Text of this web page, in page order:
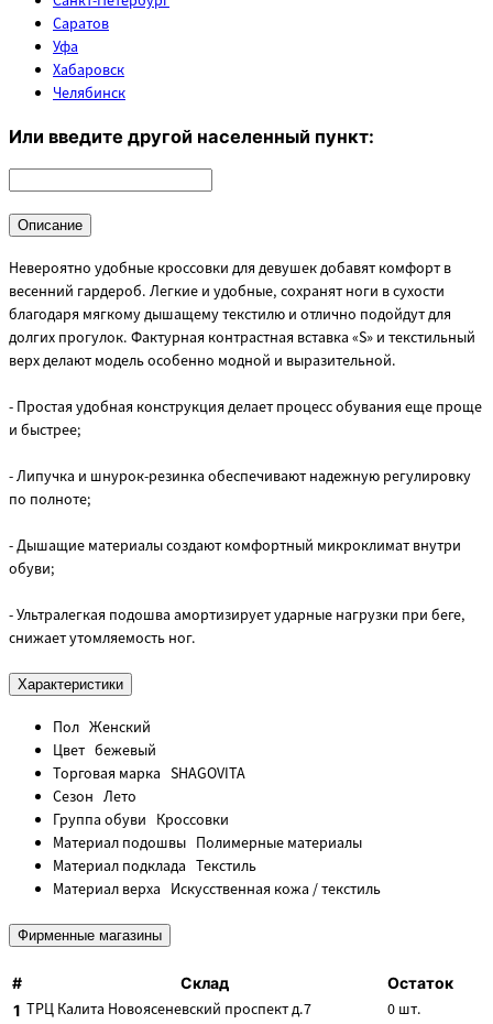
Саратов
Уфа
Хабаровск
Челябинск
Или введите другой населенный пункт:
Описание
Невероятно удобные кроссовки для девушек добавят комфорт в
весенний гардероб. Легкие и удобные, сохранят ноги в сухости
благодаря мягкому дышащему текстилю и отлично подойдут для
долгих прогулок. Фактурная контрастная вставка «S» и текстильный
верх делают модель особенно модной и выразительной.
- Простая удобная конструкция делает процесс обувания еще проще
и быстрее;
- Липучка и шнурок-резинка обеспечивают надежную регулировку
по полноте;
- Дышащие материалы создают комфортный микроклимат внутри
обуви;
- Ультралегкая подошва амортизирует ударные нагрузки при беге,
снижает утомляемость ног.
Характеристики
Пол Женский
Цвет бежевый
Торговая марка SHAGOVITA
Сезон Лето
Группа обуви Кроссовки
Материал подошвы Полимерные материалы
Материал подклада Текстиль
Материал верха Искусственная кожа / текстиль
Фирменные магазины
# Склад
Остаток
1 ТРЦ Калита Новоясеневский проспект д.7 0 шт.